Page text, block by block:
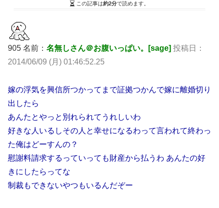
この記事は約2分で読めます。
905 名前： 名無しさん＠お腹いっぱい。[sage] 投稿日：
2014/06/09 (月) 01:46:52.25
嫁の浮気を興信所つかってまで証拠つかんで嫁に離婚切り
出したら
あんたとやっと別れられてうれしいわ
好きな人いるしその人と幸せになるわって言われて終わっ
た俺はどーすんの？
慰謝料請求するっていっても財産から払うわ あんたの好
きにしたらってな
制裁もできないやつもいるんだぞー